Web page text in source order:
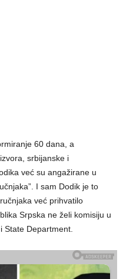
60 dana, a
srbijanske i
već su angažirane u
I sam Dodik je to
već prihvatilo
Srpska ne želi komisiju u
State Department.